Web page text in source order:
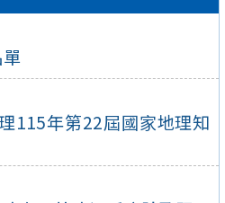
115年第22屆國家地理知